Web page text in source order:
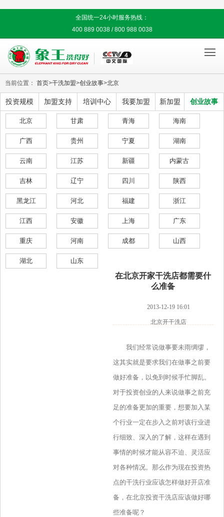
全国统一24小时服务热线：
400 889 0038 / 800 988 0038

当前位置： 首页>干洗加盟>创业故事>北京
投资规模 加盟支持 培训中心 我要加盟 新加盟 创业故事
北京 甘肃 青海 海南
广西 贵州 宁夏 湖南
云南 江苏 新疆 内蒙古
吉林 辽宁 四川 陕西
黑龙江 河北 福建 浙江
江西 安徽 上海 广东
重庆 河南 成都 山西
湖北 山东
在北京开家干洗店都需要什
么准备
2013-12-19 16:01
北京开干洗店
我们经常说做事要未雨绸缪，
这其实就是要求我们在做事之前要
做好准备，以免到时候手忙脚乱。
对于投资创业的人来说做事之前充
足的准备更加的重要，想要加入某
个行业一定在步入之前对该行业进
行细致、深入的了解，这样在遇到
事情的时候才能从容不迫、灵活应
对各种情况。那么作为现在投资热
点的干洗行业应该怎样做好开店准
备，在北京投资干洗店应该做好哪
些准备呢？